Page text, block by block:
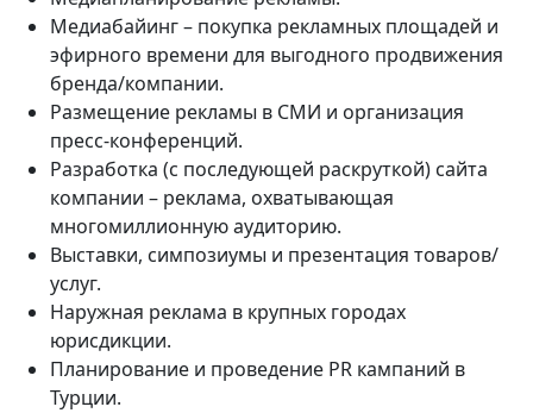
Медиабайинг – покупка рекламных площадей и
эфирного времени для выгодного продвижения
бренда/компании.
Размещение рекламы в СМИ и организация
пресс-конференций.
Разработка (с последующей раскруткой) сайта
компании – реклама, охватывающая
многомиллионную аудиторию.
Выставки, симпозиумы и презентация товаров/
услуг.
Наружная реклама в крупных городах
юрисдикции.
Планирование и проведение PR кампаний в
Турции.